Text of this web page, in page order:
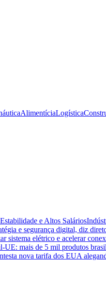
AlimentíciaLogística
e Altos Salários
e segurança digital, diz
sistema elétrico e acelerar
UE: mais de 5 mil produtos
nova tarifa dos EUA